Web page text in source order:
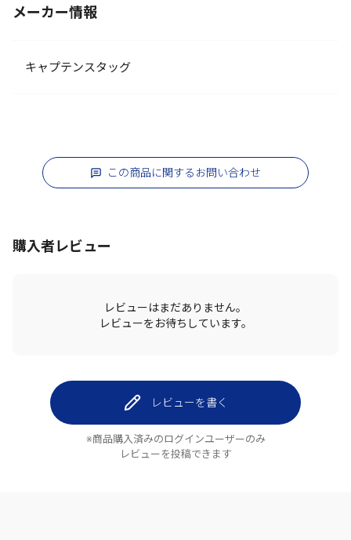
メーカー情報
キャプテンスタッグ
この商品に関するお問い合わせ
購入者レビュー
レビューはまだありません。
レビューをお待ちしています。
レビューを書く
※商品購入済みのログインユーザーのみ
レビューを投稿できます